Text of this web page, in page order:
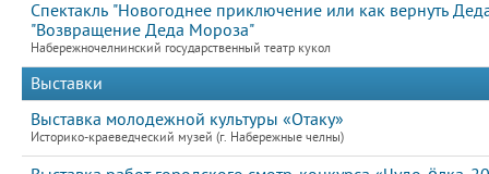
Спектакль "Новогоднее приключение или как вернуть
"Возвращение Деда Мороза"
Набережночелнинский государственный театр кукол
Выставки
Выставка молодежной культуры «Отаку»
Историко-краеведческий музей (г. Набережные челны)